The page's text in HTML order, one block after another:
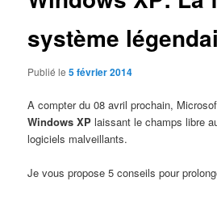
système
Publié le5 février 2014
A compter du 08 avril prochain,
Windows XP laissant le champs libre
logiciels malveillants.
Je vous propose 5 conseils pour